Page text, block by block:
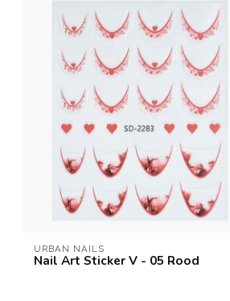
URBAN NAILS
Nail Art Sticker V - 05 Rood